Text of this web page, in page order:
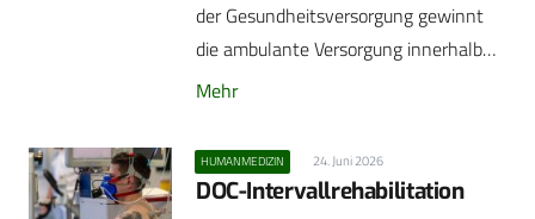
der Gesundheitsversorgung gewinnt
die ambulante Versorgung innerhalb…
Mehr
HUMANMEDIZIN 24. Juni 2026
DOC-Intervallrehabilitation